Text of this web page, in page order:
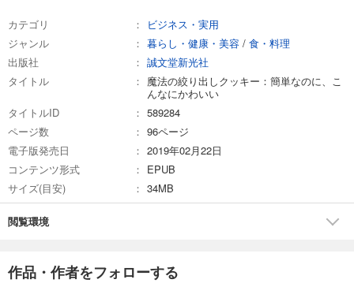
カテゴリ
ビジネス・実用
ジャンル
暮らし・健康・美容 / 食・料理
出版社
誠文堂新光社
タイトル
魔法の絞り出しクッキー：簡単なのに、こ
んなにかわいい
タイトルID
589284
ページ数
96ページ
電子版発売日
2019年02月22日
コンテンツ形式
EPUB
サイズ(目安)
34MB
閲覧環境
作品・作者をフォローする